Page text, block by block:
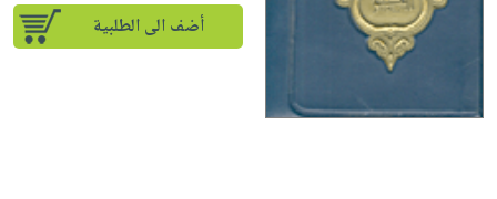
إختياراتنا
صندوق
iKitab
أسئلة
تحميل
المواضيع
تعليمية
والعناية
أضف الى الطلبية